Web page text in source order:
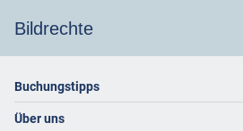
Bildrechte
Footer navigation
Buchungstipps
Warum im Reisebüro buchen
Über uns